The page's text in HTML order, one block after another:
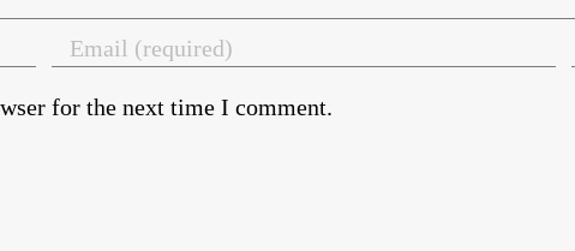
for the next time I comment.